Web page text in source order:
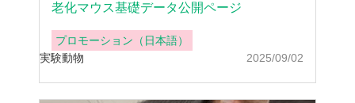
2025/09/02
老化マウス基礎データ公開ページ
プロモーション（日本語）
実験動物